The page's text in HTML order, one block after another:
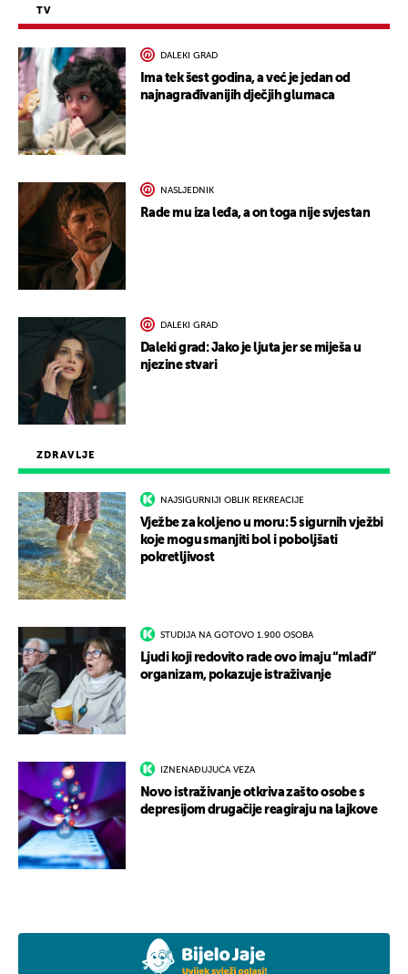
ZDRAVLJE
NAJSIGURNIJI OBLIK REKREACIJE
Vježbe za koljeno u moru: 5 sigurnih vježbi
koje mogu smanjiti bol i poboljšati
pokretljivost
STUDIJA NA GOTOVO 1.900 OSOBA
Ljudi koji redovito rade ovo imaju “mlađi”
organizam, pokazuje istraživanje
IZNENAĐUJUĆA VEZA
Novo istraživanje otkriva zašto osobe s
depresijom drugačije reagiraju na lajkove
TV
DALEKI GRAD
Ima tek šest godina, a već je jedan od
najnagrađivanijih dječjih glumaca
NASLJEDNIK
Rade mu iza leđa, a on toga nije svjestan
DALEKI GRAD
Daleki grad: Jako je ljuta jer se miješa u
njezine stvari